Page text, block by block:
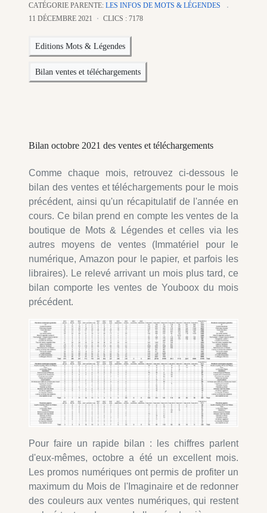
CATÉGORIE PARENTE: LES INFOS DE MOTS & LÉGENDES
11 DÉCEMBRE 2021
CLICS : 7178
Editions Mots & Légendes
Bilan ventes et téléchargements
Bilan octobre 2021 des ventes et téléchargements
Comme chaque mois, retrouvez ci-dessous le
bilan des ventes et téléchargements pour le mois
précédent, ainsi qu'un récapitulatif de l'année en
cours. Ce bilan prend en compte les ventes de la
boutique de Mots & Légendes et celles via les
autres moyens de ventes (Immatériel pour le
numérique, Amazon pour le papier, et parfois les
libraires). Le relevé arrivant un mois plus tard, ce
bilan comporte les ventes de Youboox du mois
précédent.
Pour faire un rapide bilan : les chiffres parlent
d'eux-mêmes, octobre a été un excellent mois.
Les promos numériques ont permis de profiter un
maximum du Mois de l'Imaginaire et de redonner
des couleurs aux ventes numériques, qui restent